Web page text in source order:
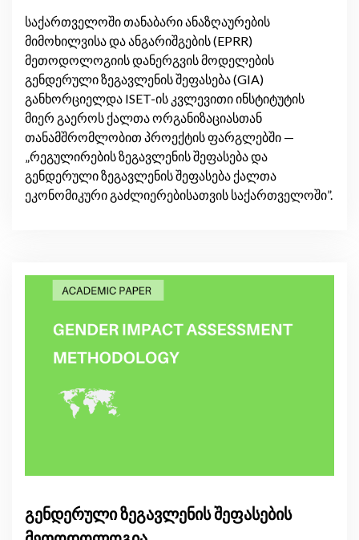
საქართველოში თანაბარი ანაზღაურების
მიმოხილვისა და ანგარიშგების (EPRR)
მეთოდოლოგიის დანერგვის მოდელების
გენდერული ზეგავლენის შეფასება (GIA)
განხორციელდა ISET-ის კვლევითი ინსტიტუტის
მიერ გაეროს ქალთა ორგანიზაციასთან
თანამშრომლობით პროექტის ფარ­გლებში —
„რეგულირების ზეგავლენის შეფასება და
გენდერული ზეგავლენის შეფასება ქალთა
ეკონომიკური გაძლიერებისათვის საქართველოში”.
გენდერული ზეგავლენის შეფასების